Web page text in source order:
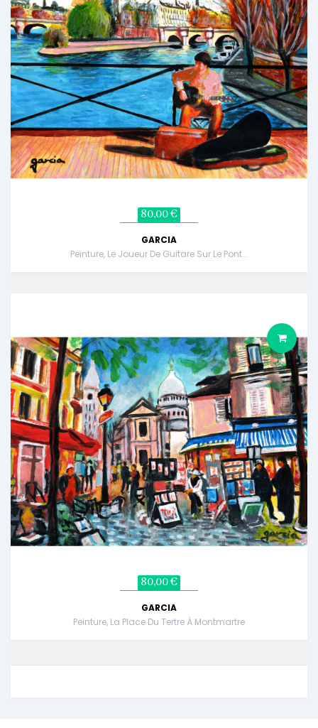
80,00 €
GARCIA
Peinture, Le Joueur De Guitare Sur Le Pont...
80,00 €
GARCIA
Peinture, La Place Du Tertre À Montmartre